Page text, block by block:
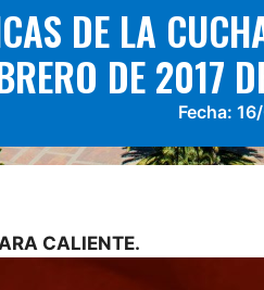
DE LA
DE 2017
Fecha:
CALIENTE.